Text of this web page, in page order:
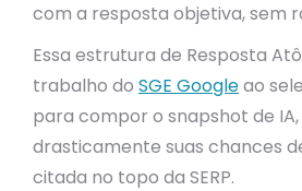
com a resposta objetiva, sem
Essa estrutura de Resposta
trabalho do SGE Googleao
para compor o snapshot de
drasticamente suas chances
citada no topo da SERP.